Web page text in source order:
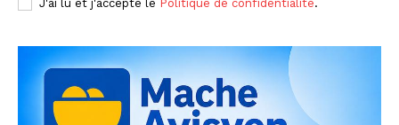
J'ai lu et j'accepte le Politique de confidentialité.